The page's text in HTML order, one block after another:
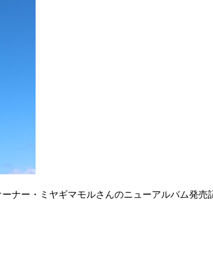
ナー・ミヤギマモルさんのニューアルバム発売